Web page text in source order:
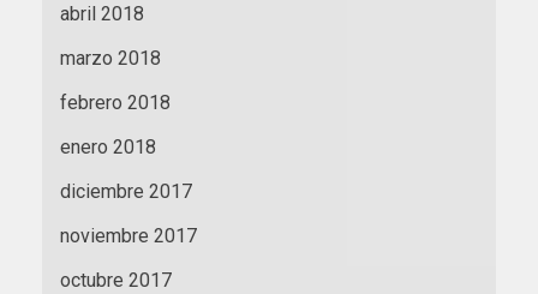
abril 2018
marzo 2018
febrero 2018
enero 2018
diciembre 2017
noviembre 2017
octubre 2017